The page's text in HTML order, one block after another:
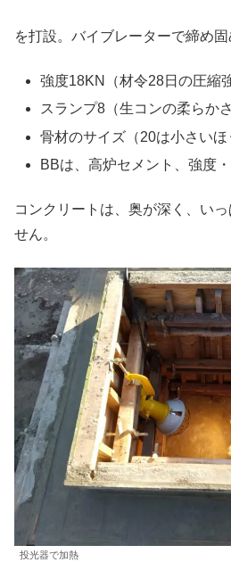
を打設。バイブレーターで締め固
強度18KN（材令28日の圧縮
スランプ8（生コンの柔らか
骨材のサイズ（20は小さいほ
BBは、高炉セメント、強度
コンクリートは、奥が深く、い
せん。
投光器で加熱